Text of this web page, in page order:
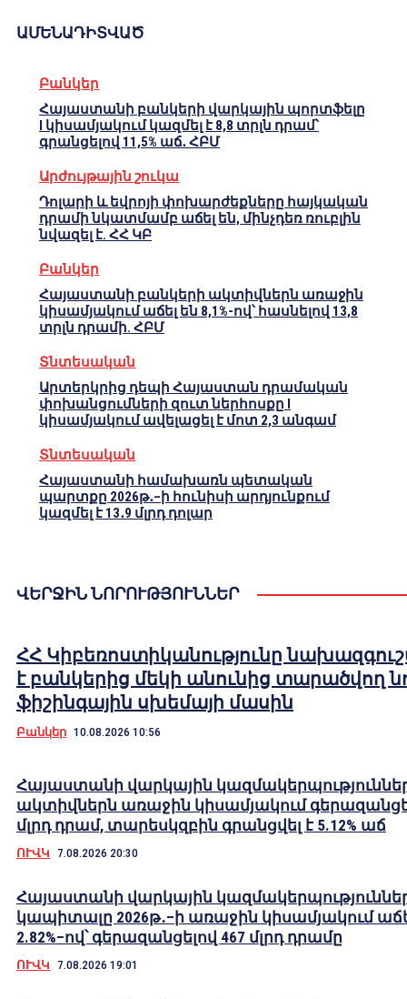
ԱՄԵՆԱԴԻՏՎԱԾ
Բանկեր
Հայաստանի բանկերի վարկային պորտֆելը
I կիսամյակում կազմել է 8,8 տրլն դրամ՝
գրանցելով 11,5% աճ․ ՀԲՄ
Արժույթային շուկա
Դոլարի և եվրոյի փոխարժեքները հայկական
դրամի նկատմամբ աճել են, մինչդեռ ռուբլին
նվազել է. ՀՀ ԿԲ
Բանկեր
Հայաստանի բանկերի ակտիվներն առաջին
կիսամյակում աճել են 8,1%-ով՝ հասնելով 13,8
տրլն դրամի. ՀԲՄ
Տնտեսական
Արտերկրից դեպի Հայաստան դրամական
փոխանցումների զուտ ներհոսքը I
կիսամյակում ավելացել է մոտ 2,3 անգամ
Տնտեսական
Հայաստանի համախառն պետական
պարտքը 2026թ․–ի հունիսի արդյունքում
կազմել է 13․9 մլրդ դոլար
ՎԵՐՋԻՆ ՆՈՐՈՒԹՅՈՒՆՆԵՐ
ՀՀ Կիբեռոստիկանությունը
է բանկերից մեկի անունից տարածվող
ֆիշինգային սխեմայի մասին
Բանկեր 10.08.2026 10:56
Հայաստանի վարկային
ակտիվներն առաջին կիսամյակում
մլրդ դրամ, տարեսկզբին գրանցվել է 5.12% աճ
ՈՒՎԿ 7.08.2026 20:30
Հայաստանի վարկային
կապիտալը 2026թ․–ի առաջին կիսամյակում
2.82%–ով՝ գերազանցելով 467 մլրդ դրամը
ՈՒՎԿ 7.08.2026 19:01